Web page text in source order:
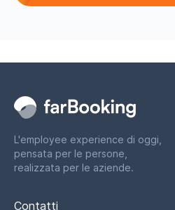
L'employee experience di oggi,
pensata per le persone,
realizzata per le aziende.
Contatti